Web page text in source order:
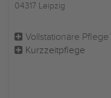
04317 Leipzig
Vollstationäre Pflege
Kurzzeitpflege